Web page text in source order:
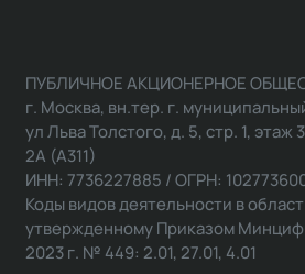
ПУБЛИЧНОЕ АКЦИОНЕРНОЕ
г. Москва, вн.тер. г.
ул Льва Толстого, д. 5, стр. 1,
2А (А311)
ИНН: 7736227885 / ОГРН:
Коды видов деятельности в
утвержденному Приказом
2023 г. № 449: 2.01, 27.01, 4.01